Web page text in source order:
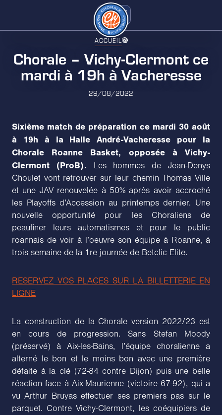
ACCUEIL
Chorale – Vichy-Clermont ce
mardi à 19h à Vacheresse
29/08/2022
Sixième match de préparation ce mardi 30 août
à 19h à la Halle André-Vacheresse pour la
Chorale Roanne Basket, opposée à Vichy-
Clermont (ProB). Les hommes de Jean-Denys
Choulet vont retrouver sur leur chemin Thomas Ville
et une JAV renouvelée à 50% après avoir accroché
les Playoffs d’Accession au printemps dernier. Une
nouvelle opportunité pour les Choraliens de
peaufiner leurs automatismes et pour le public
roannais de voir à l’oeuvre son équipe à Roanne, à
trois semaine de la 1re journée de Betclic Elite.
RESERVEZ VOS PLACES SUR LA BILLETTERIE EN
LIGNE
La construction de la Chorale version 2022/23 est
en cours de progression. Sans Stefan Moody
(préservé) à Aix-les-Bains, l’équipe choralienne a
alterné le bon et le moins bon avec une première
défaite à la clé (72-84 contre Dijon) puis une belle
réaction face à Aix-Maurienne (victoire 67-92), qui a
vu Arthur Bruyas effectuer ses premiers pas sur le
parquet. Contre Vichy-Clermont, les coéquipiers de